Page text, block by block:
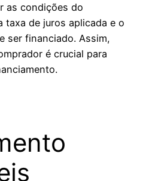
as condições do
taxa de juros aplicada e o
ser financiado. Assim,
é crucial para